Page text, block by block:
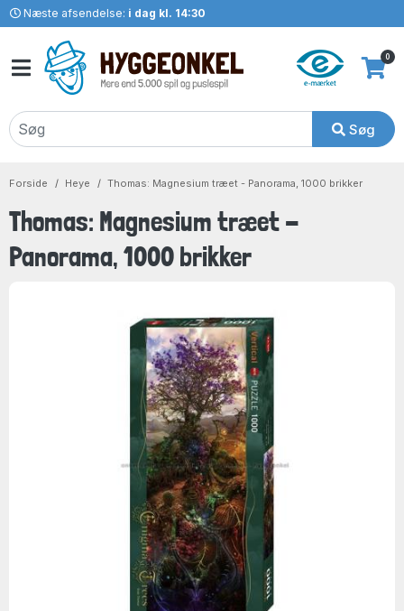
Næste afsendelse: i dag kl. 14:30
Søg
0
Forside Heye Thomas: Magnesium træet - Panorama, 1000 brikker
Thomas: Magnesium træet -
Panorama, 1000 brikker